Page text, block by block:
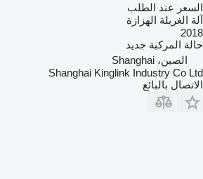
السعر عند الطلب
آلة الغربلة الهزازة
2018
حالة المركبة جديد
الصين، Shanghai
Shanghai Kinglink Industry Co Ltd
الاتصال بالبائع